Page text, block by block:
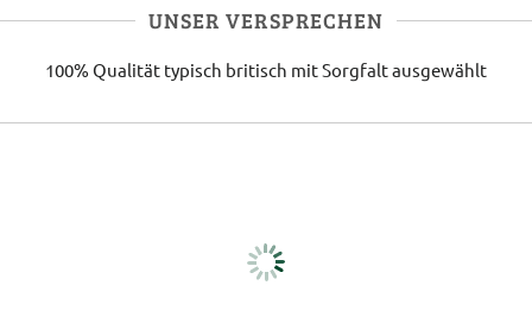
UNSER VERSPRECHEN
100% Qualität typisch britisch mit Sorgfalt ausgewählt